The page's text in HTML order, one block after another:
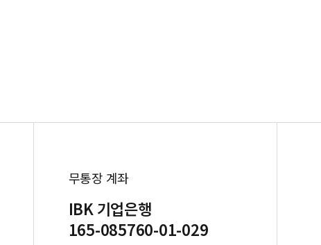
무통장 계좌
IBK 기업은행
165-085760-01-029